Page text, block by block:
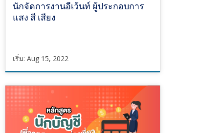
นักจัดการงานอีเว้นท์ ผู้ประกอบการ
แสง สี เสียง
เริ่ม: Aug 15, 2022
IED003
เริ่มAug
15,
2022